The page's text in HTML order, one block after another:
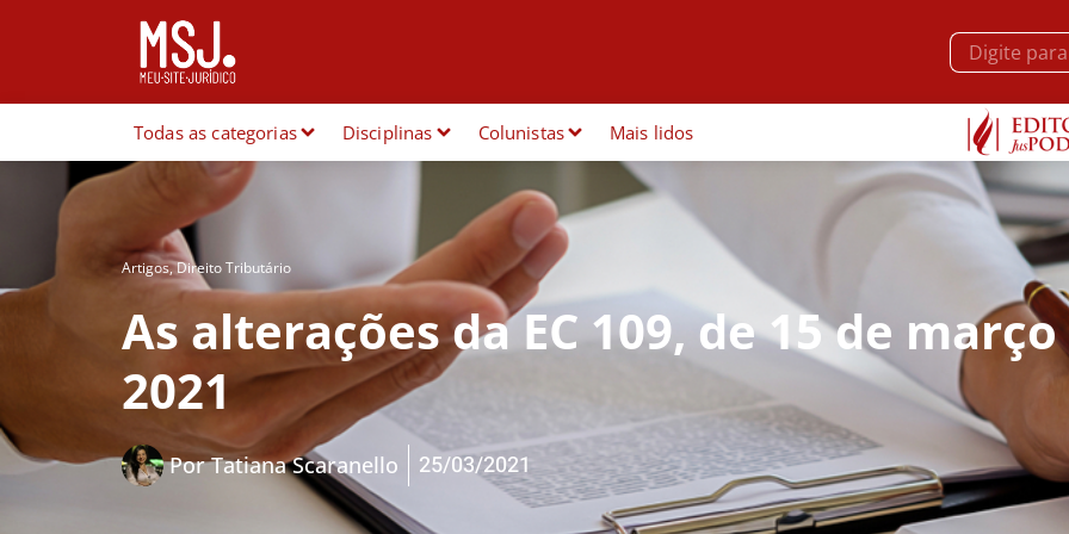
Todas as categorias Disciplinas Colunistas Mais lidos
Artigos,Direito Tributário
As alterações da EC 109, de 15 de
2021
PorTatiana Scaranello 25/03/2021